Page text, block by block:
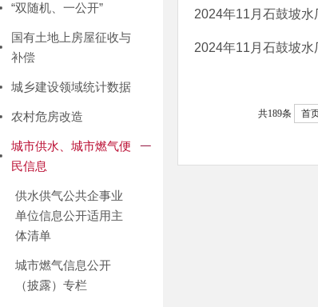
“双随机、一公开”
国有土地上房屋征收与
补偿
城乡建设领域统计数据
农村危房改造
城市供水、城市燃气便
民信息
供水供气公共企事业
单位信息公开适用主
体清单
城市燃气信息公开
（披露）专栏
2024年11月石鼓坡水
2024年11月石鼓坡水
共189条 首